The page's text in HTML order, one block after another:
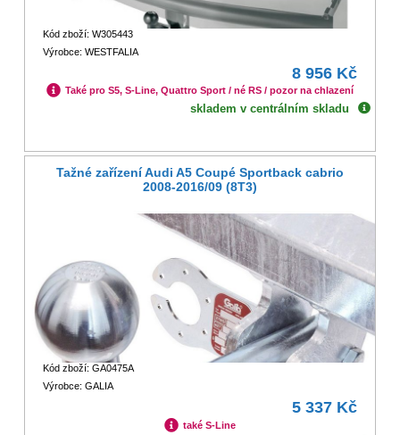
Kód zboží: W305443
Výrobce: WESTFALIA
8 956 Kč
Také pro S5, S-Line, Quattro Sport / né RS / pozor na chlazení
skladem v centrálním skladu
Tažné zařízení Audi A5 Coupé Sportback cabrio
2008-2016/09 (8T3)
Kód zboží: GA0475A
Výrobce: GALIA
5 337 Kč
také S-Line